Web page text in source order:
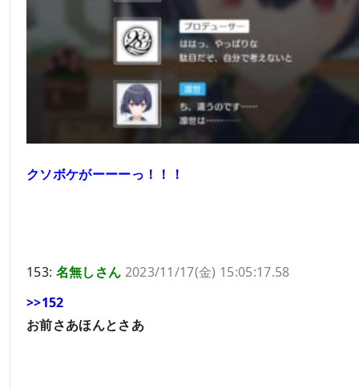
クソボケがーーーっ！！！
153: 名無しさん 2023/11/17(金) 15:05:17.58
>>152
お前さあほんとさあ